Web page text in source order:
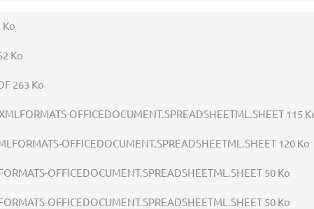
Ko
Ko
263 Ko
OFFICEDOCUMENT.SPREADSHEETML.SHEET 115
OFFICEDOCUMENT.SPREADSHEETML.SHEET 120 Ko
OFFICEDOCUMENT.SPREADSHEETML.SHEET 50 Ko
OFFICEDOCUMENT.SPREADSHEETML.SHEET 50 Ko